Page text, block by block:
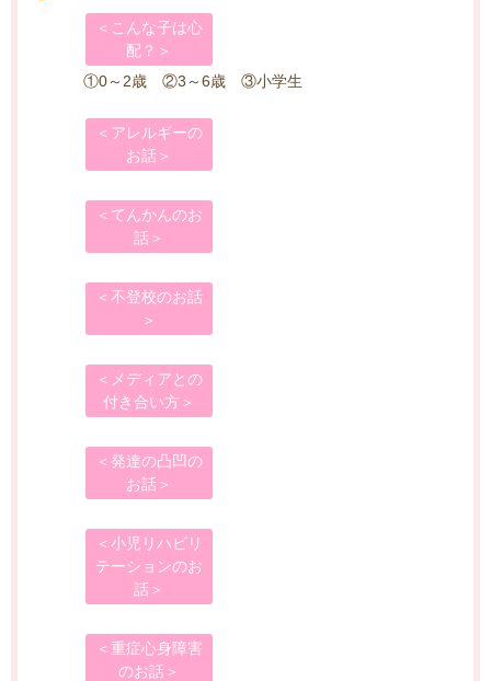
＜こんな子は心
配？＞
①0～2歳 ②3～6歳 ③小学生
＜アレルギーの
お話＞
＜てんかんのお
話＞
＜不登校のお話
＞
＜メディアとの
付き合い方＞
＜発達の凸凹の
お話＞
＜小児リハビリ
テーションのお
話＞
＜重症心身障害
のお話＞